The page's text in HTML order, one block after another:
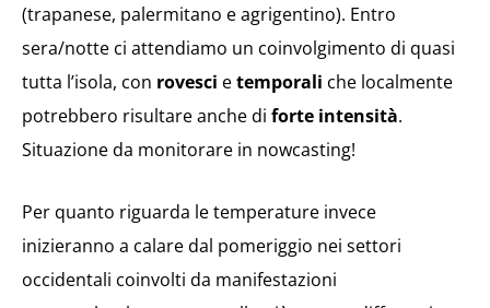
(trapanese, palermitano e agrigentino). Entro
sera/notte ci attendiamo un coinvolgimento di quasi
tutta l’isola, con rovesci etemporali che localmente
potrebbero risultare anche di forte intensità.
Situazione da monitorare in nowcasting!
Per quanto riguarda le temperature invece
inizieranno a calare dal pomeriggio nei settori
occidentali coinvolti da manifestazioni